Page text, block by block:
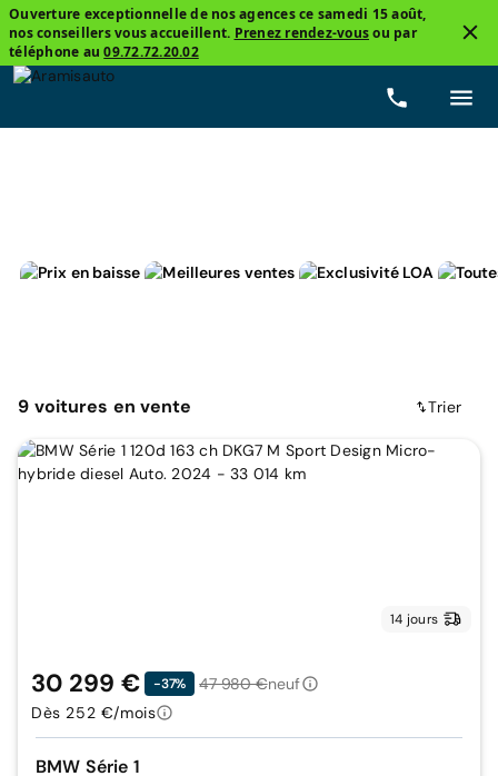
Ouverture exceptionnelle de nos agences ce samedi 15 août,
nos conseillers vous accueillent. Prenez rendez-vousou par
téléphone au09.72.72.20.02
Boîtes de vitesse
9 voitures en vente Trier
14 jours
BMW Série 1
30 299 € -37% 47 980 €neuf
Dès 252 €/mois